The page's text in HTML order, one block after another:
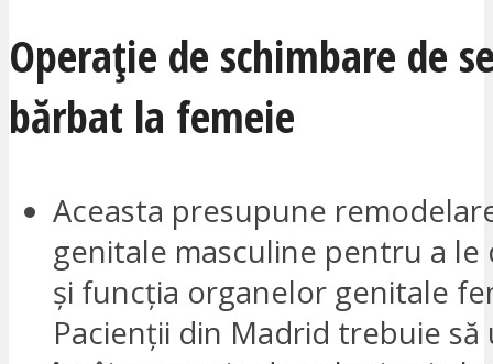
Operație de schimbare de
bărbat la femeie
Aceasta presupune
genitale masculine pentru a le
și funcția organelor genitale
Pacienții din Madrid trebuie să